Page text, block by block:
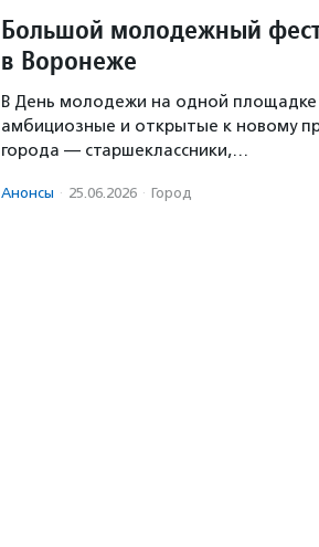
Большой молодежный
в Воронеже
В День молодежи на одной площадке
амбициозные и открытые к новому
города — старшеклассники,…
Анонсы · 25.06.2026 · Город